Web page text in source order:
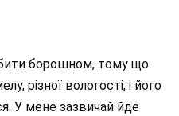
борошном, тому що
різної вологості, і його
У мене зазвичай йде